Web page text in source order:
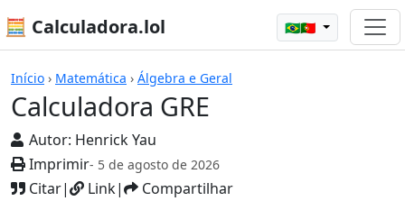
🧮 Calculadora.lol 🇧🇷🇵🇹
Início › Matemática › Álgebra e Geral
Calculadora GRE
Autor: Henrick Yau
Imprimir- 5 de agosto de 2026
Citar| Link| Compartilhar
Calculadoras